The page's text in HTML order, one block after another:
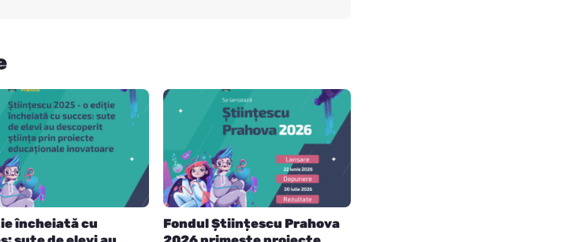
încheiată cu
Fondul Științescu Prahova